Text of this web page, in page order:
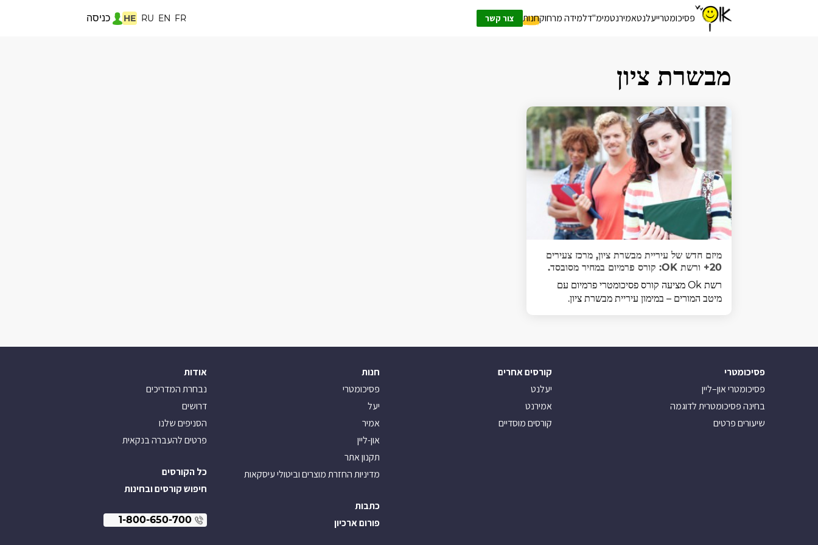
פסיכומטרייעלנטאמירנטמימ"דלמידה מרחוקחנות צור קשר HE RU EN FR כניסה
מבשרת ציון
מיזם חדש של עיריית מבשרת ציון, מרכז צעירים
20+ ורשת OK: קורס פרמיום במחיר מסובסד.
רשת Ok מציעה קורס פסיכומטרי פרמיום עם
מיטב המורים – במימון עיריית מבשרת ציון.
פסיכומטרי
פסיכומטרי און–ליין
בחינה פסיכומטרית לדוגמה
שיעורים פרטים
קורסים אחרים
יעלנט
אמירנט
קורסים מוסדיים
חנות
פסיכומטרי
יעל
אמיר
און-ליין
תקנון אתר
מדיניות החזרת מוצרים וביטולי עיסקאות
כתבות
פורום ארכיון
אודות
נבחרת המדריכים
דרושים
הסניפים שלנו
פרטים להעברה בנקאית
כל הקורסים
חיפוש קורסים ובחינות
1-800-650-700